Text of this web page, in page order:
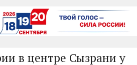
в центре Сызрани у